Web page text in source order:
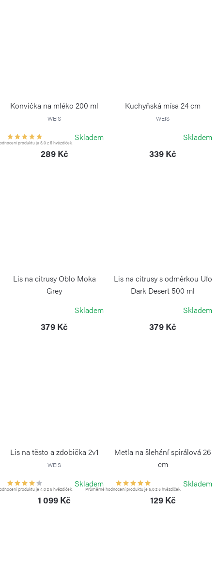
Konvička na mléko 200 ml
WEIS
produktu je 5,0 z 5 hvězdiček.
Skladem
289 Kč
Kuchyňská mísa 24 cm
WEIS
Skladem
339 Kč
Lis na citrusy Oblo Moka
Grey
Skladem
379 Kč
Lis na citrusy s odměrkou Ufo
Dark Desert 500 ml
Skladem
379 Kč
Lis na těsto a zdobička 2v1
WEIS
produktu je 4,0 z 5 hvězdiček.
Skladem
1 099 Kč
Metla na šlehání spirálová 26
cm
Průměrné hodnocení produktu je 5,0 z 5 hvězdiček.
Skladem
129 Kč